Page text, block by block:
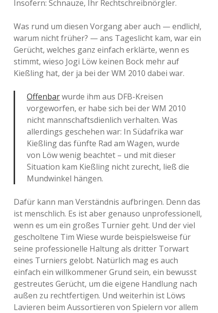
Insofern: Schnauze, Ihr Rechtschreibnörgler.
Was rund um diesen Vorgang aber auch — endlich!,
warum nicht früher? — ans Tageslicht kam, war ein
Gerücht, welches ganz einfach erklärte, wenn es
stimmt, wieso Jogi Löw keinen Bock mehr auf
Kießling hat, der ja bei der WM 2010 dabei war.
Offenbarwurde ihm aus DFB-Kreisen
vorgeworfen, er habe sich bei der WM 2010
nicht mannschaftsdienlich verhalten. Was
allerdings geschehen war: In Südafrika war
Kießling das fünfte Rad am Wagen, wurde
von Löw wenig beachtet – und mit dieser
Situation kam Kießling nicht zurecht, ließ die
Mundwinkel hängen.
Dafür kann man Verständnis aufbringen. Denn das
ist menschlich. Es ist aber genauso unprofessionell,
wenn es um ein großes Turnier geht. Und der viel
gescholtene Tim Wiese wurde beispielsweise für
seine professionelle Haltung als dritter Torwart
eines Turniers gelobt. Natürlich mag es auch
einfach ein willkommener Grund sein, ein bewusst
gestreutes Gerücht, um die eigene Handlung nach
außen zu rechtfertigen. Und weiterhin ist Löws
Lavieren beim Aussortieren von Spielern vor allem